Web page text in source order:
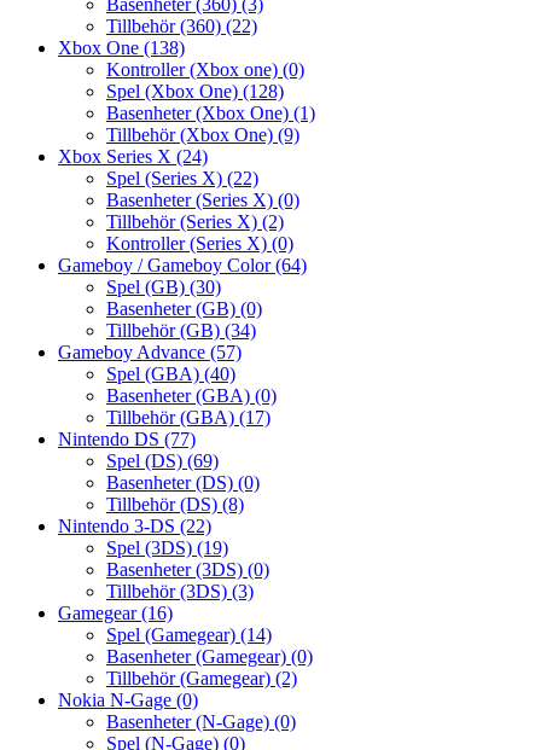
Basenheter (360) (3)
Tillbehör (360) (22)
Xbox One (138)
Kontroller (Xbox one) (0)
Spel (Xbox One) (128)
Basenheter (Xbox One) (1)
Tillbehör (Xbox One) (9)
Xbox Series X (24)
Spel (Series X) (22)
Basenheter (Series X) (0)
Tillbehör (Series X) (2)
Kontroller (Series X) (0)
Gameboy / Gameboy Color(64)
Spel (GB) (30)
Basenheter (GB) (0)
Tillbehör (GB) (34)
Gameboy Advance (57)
Spel (GBA) (40)
Basenheter (GBA) (0)
Tillbehör (GBA) (17)
Nintendo DS (77)
Spel (DS) (69)
Basenheter (DS) (0)
Tillbehör (DS) (8)
Nintendo 3-DS (22)
Spel (3DS) (19)
Basenheter (3DS) (0)
Tillbehör (3DS) (3)
Gamegear(16)
Spel (Gamegear) (14)
Basenheter (Gamegear) (0)
Tillbehör (Gamegear) (2)
Nokia N-Gage (0)
Basenheter (N-Gage) (0)
Spel (N-Gage) (0)